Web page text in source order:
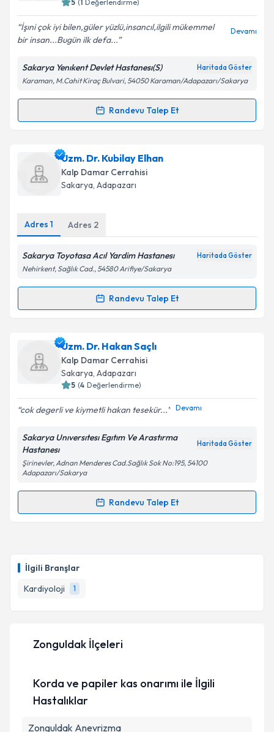
İlgili Branşlar
Kardiyoloji
1
Kişisel verilerimin işlenmesine ilişkin
Aydınlatma
Metni'ni okudum ve kişisel verilerimin belirtilen
kapsamda işlenmesini kabul ediyorum.
5 (1 Değerlendirme)
İşıni çok iyi bilen,güler yüzlü,insancıl,ilgili mükemmel
bir insan...Bugün ilk defa...
Devamı
Sakarya Yenıkent Devlet Hastanesı(S) Haritada Göster
Karaman, M.Cahit Kiraç Bulvari, 54050 Karaman/Adapazarı/Sakarya
Randevu Talep Et
Randevu Takvimi Talebi
Uzm. Dr. Serdar Evrenkayaiçin randevu takvimi
talebi oluşturun. Size bu uzmandan randevu almanız
için bir takvim hazırlandığında e-posta ile
bilgilendireceğiz.
Metni'ni okudum ve kişisel verilerimin belirtilen
kapsamda işlenmesini kabul ediyorum.
Takvim Talebini Gönder
Uzm. Dr. Kubilay Elhan
Kalp Damar Cerrahisi
Sakarya, Adapazarı
Adres 1 Adres 2
Sakarya Toyotasa Acıl Yardim Hastanesı Haritada Göster
Nehirkent, Sağlık Cad., 54580 Arifiye/Sakarya
Randevu Talep Et
Randevu Takvimi Talebi
Uzm. Dr. Kubilay Elhaniçin randevu takvimi talebi
oluşturun. Size bu uzmandan randevu almanız için bir
takvim hazırlandığında e-posta ile bilgilendireceğiz.
Kişisel verilerimin işlenmesine ilişkin
Metni'ni okudum ve kişisel verilerimin belirtilen
kapsamda işlenmesini kabul ediyorum.
Takvim Talebini Gönder
Uzm. Dr. Hakan Saçlı
Kalp Damar Cerrahisi
Sakarya, Adapazarı
5 (4 Değerlendirme)
cok degerli ve kiymetli hakan tesekür... Devamı
Sakarya Unıversıtesı Egıtım Ve Arastırma
Hastanesı
Haritada Göster
Şirinevler, Adnan Menderes Cad.Sağlık Sok No:195, 54100
Adapazarı/Sakarya
Randevu Talep Et
Randevu Takvimi Talebi
takvim hazırlandığında e-posta ile bilgilendireceğiz.
E-posta Adresiniz
kapsamda işlenmesini kabul ediyorum.
Zonguldak İlçeleri
Korda ve papiler kas onarımı ile İlgili
Hastalıklar
Zonguldak Anevrizma